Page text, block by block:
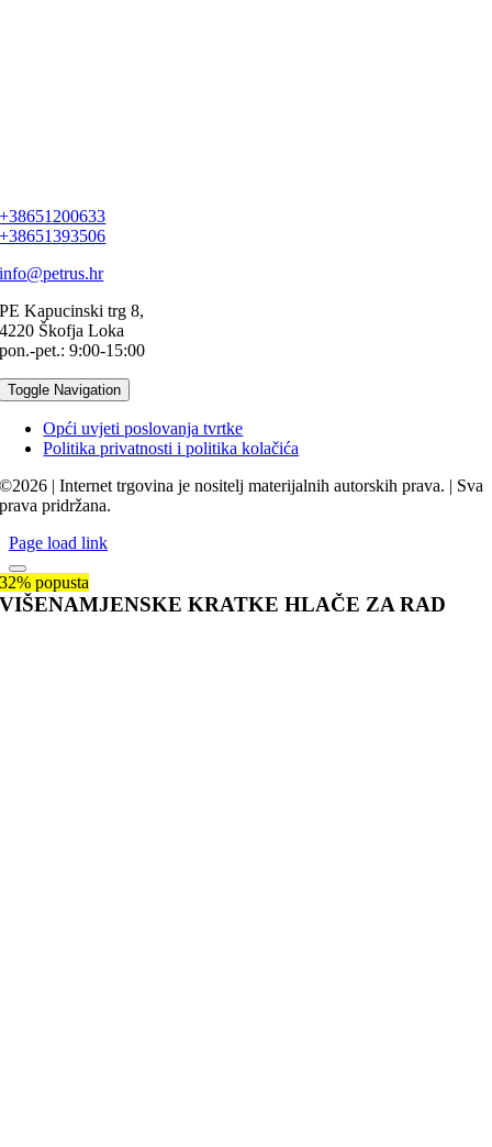
+38651200633
+38651393506
info@petrus.hr
PE Kapucinski trg 8,
4220 Škofja Loka
pon.-pet.: 9:00-15:00
Toggle Navigation
Opći uvjeti poslovanja tvrtke
Politika privatnosti i politika kolačića
©2026 | Internet trgovina je nositelj materijalnih autorskih prava. | Sva
prava pridržana.
Page load link
32% popusta
VIŠENAMJENSKE KRATKE HLAČE ZA RAD